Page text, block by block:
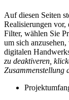
Auf diesen Seiten
Realisierungen vor,
Filter, wählen Sie
um sich
digitalen
zu deaktiveren,
Zusammenstellung